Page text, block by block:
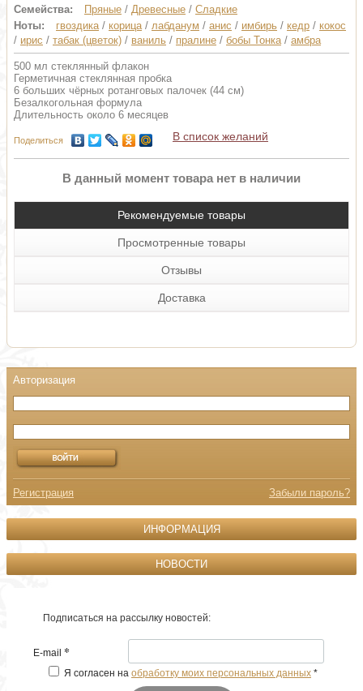
Семейства:
Пряные / Древесные / Сладкие
Ноты:
гвоздика/ корица/ лабданум / анис / имбирь / кедр / кокос
/ ирис / табак (цветок) / ваниль / пралине / бобы Тонка/ амбра
500 мл стеклянный флакон
Герметичная стеклянная пробка
6 больших чёрных ротанговых палочек (44 см)
Безалкогольная формула
Длительность около 6 месяцев
Поделиться В список желаний
В данный момент товара нет в наличии
Рекомендуемые товары
Просмотренные товары
Отзывы
Доставка
Регистрация Забыли пароль?
ИНФОРМАЦИЯ
НОВОСТИ
Подписаться на рассылку новостей:
E-mail *
Я согласен на обработку моих персональных данных *